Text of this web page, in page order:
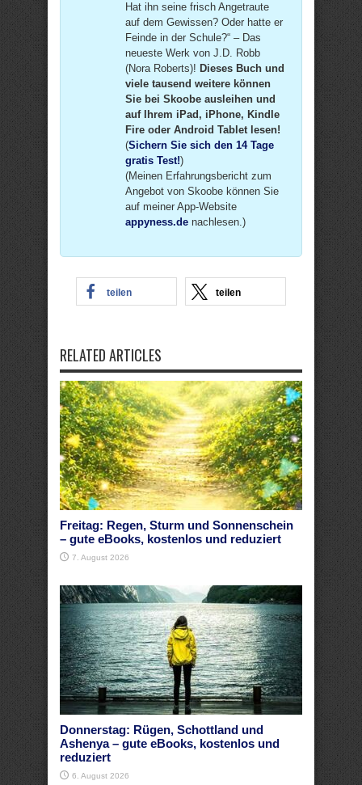
Hat ihn seine frisch Angetraute
auf dem Gewissen? Oder hatte er
Feinde in der Schule?“ – Das
neueste Werk von J.D. Robb
(Nora Roberts)! Dieses Buch und
viele tausend weitere können
Sie bei Skoobe ausleihen und
auf Ihrem iPad, iPhone, Kindle
Fire oder Android Tablet lesen!
(Sichern Sie sich den 14 Tage
gratis Test!)
(Meinen Erfahrungsbericht zum
Angebot von Skoobe können Sie
auf meiner App-Website
appyness.de nachlesen.)
teilen teilen
RELATED ARTICLES
Freitag: Regen, Sturm und Sonnenschein
– gute eBooks, kostenlos und reduziert
7. August 2026
Donnerstag: Rügen, Schottland und
Ashenya – gute eBooks, kostenlos und
reduziert
6. August 2026